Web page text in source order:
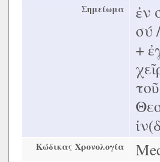
Σημείωμα
ἐν
σύ
+
Κώδικας Χρονολογία